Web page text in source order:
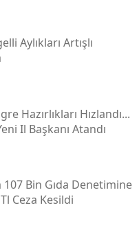
Aylıkları Artışlı
Hazırlıkları Hızlandı...
Il Başkanı Atandı
Bin Gıda Denetimine
Ceza Kesildi